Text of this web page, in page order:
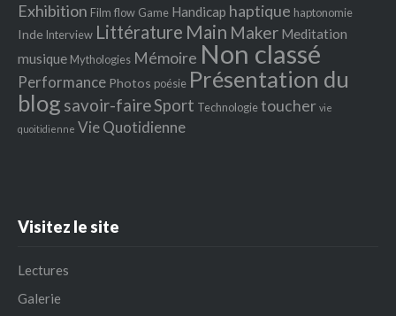
Exhibition Film flow Game Handicap haptique haptonomie
Inde Interview Littérature Main Maker Meditation
musique Mythologies Mémoire Non classé
Performance Photos poésie Présentation du
blog savoir-faireSport Technologietoucher vie
quoitidienne Vie Quotidienne
Visitez le site
Lectures
Galerie